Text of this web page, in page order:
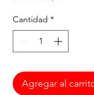
Cantidad *
Agregar al